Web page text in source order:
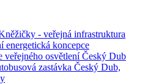
- veřejná infrastruktura
koncepce
veřejného osvětlení Český Dub
zastávka Český Dub,